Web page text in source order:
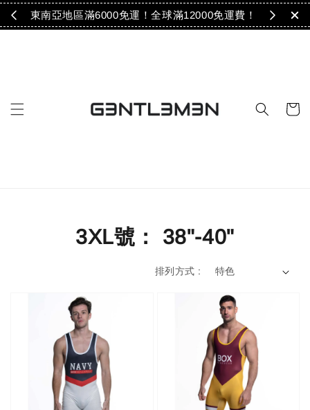
！ 東南亞地區滿6000免運！全球滿12000免運費！
3XL號： 38"-40"
排列方式 :